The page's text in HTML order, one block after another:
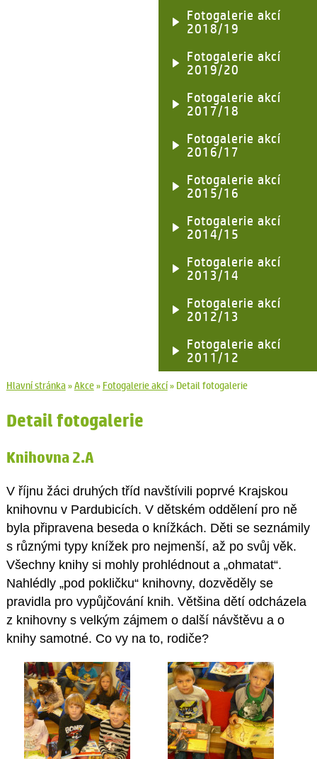
Fotogalerie akcí
2018/19
Fotogalerie akcí
2019/20
Fotogalerie akcí
2017/18
Fotogalerie akcí
2016/17
Fotogalerie akcí
2015/16
Fotogalerie akcí
2014/15
Fotogalerie akcí
2013/14
Fotogalerie akcí
2012/13
Fotogalerie akcí
2011/12
Hlavní stránka»Akce» Fotogalerie akcí» Detail fotogalerie
Detail fotogalerie
Knihovna 2.A
V říjnu žáci druhých tříd navštívili poprvé Krajskou
knihovnu v Pardubicích. V dětském oddělení pro ně
byla připravena beseda o knížkách. Děti se seznámily
s různými typy knížek pro nejmenší, až po svůj věk.
Všechny knihy si mohly prohlédnout a „ohmatat“.
Nahlédly „pod pokličku“ knihovny, dozvěděly se
pravidla pro vypůjčování knih. Většina dětí odcházela
z knihovny s velkým zájmem o další návštěvu a o
knihy samotné. Co vy na to, rodiče?